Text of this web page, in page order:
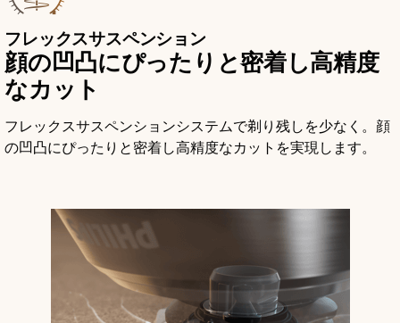
フレックスサスペンション
顔の凹凸にぴったりと密着し高精度
なカット
フレックスサスペンションシステムで剃り残しを少なく。顔
の凹凸にぴったりと密着し高精度なカットを実現します。